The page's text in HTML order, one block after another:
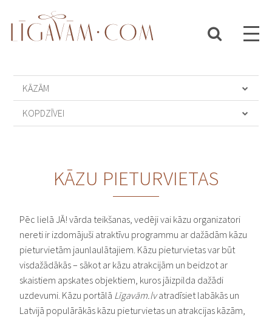
KĀZĀM
KĀZU AĢENTŪRAS UN KĀZU RĪKOTĀJI
KĀZU AKSESUĀRI
KĀZU APAVI
KĀZU BANKETI
KĀZU BĀRS
KĀZU CEĻOJUMI
KĀZU CEREMONIJU VIETAS
KĀZU DĀVANAS
KĀZU DEJA
KOPDZĪVEI
DĀVANAS SVĒTKIEM
FLORISTIKA
MEISTARKLASES
MODE
PASĀKUMI
KĀZU PIETURVIETAS
Pēc lielā JĀ! vārda teikšanas, vedēji vai kāzu organizatori
nereti ir izdomājuši atraktīvu programmu ar dažādām kāzu
pieturvietām jaunlaulātajiem. Kāzu pieturvietas var būt
visdažādākās – sākot ar kāzu atrakcijām un beidzot ar
skaistiem apskates objektiem, kuros jāizpilda dažādi
uzdevumi. Kāzu portālā Līgavām.lvatradīsiet labākās un
Latvijā populārākās kāzu pieturvietas un atrakcijas kāzām,